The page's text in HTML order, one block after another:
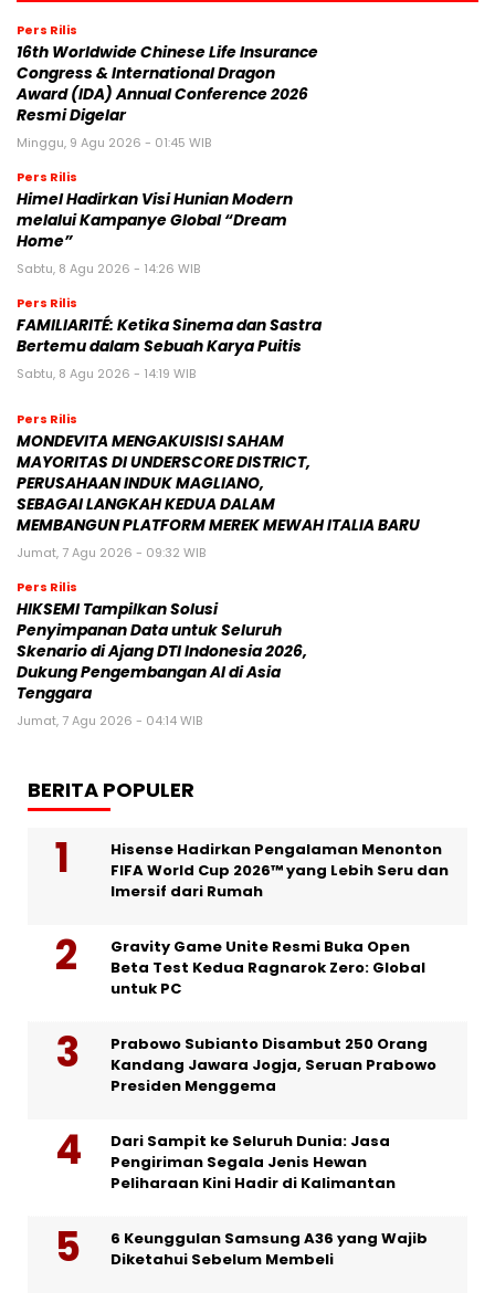
Pers Rilis
16th Worldwide Chinese Life Insurance
Congress & International Dragon
Award (IDA) Annual Conference 2026
Resmi Digelar
Minggu, 9 Agu 2026 - 01:45 WIB
Pers Rilis
Himel Hadirkan Visi Hunian Modern
melalui Kampanye Global “Dream
Home”
Sabtu, 8 Agu 2026 - 14:26 WIB
Pers Rilis
FAMILIARITÉ: Ketika Sinema dan Sastra
Bertemu dalam Sebuah Karya Puitis
Sabtu, 8 Agu 2026 - 14:19 WIB
Pers Rilis
MONDEVITA MENGAKUISISI SAHAM
MAYORITAS DI UNDERSCORE DISTRICT,
PERUSAHAAN INDUK MAGLIANO,
SEBAGAI LANGKAH KEDUA DALAM
MEMBANGUN PLATFORM MEREK MEWAH ITALIA BARU
Jumat, 7 Agu 2026 - 09:32 WIB
Pers Rilis
HIKSEMI Tampilkan Solusi
Penyimpanan Data untuk Seluruh
Skenario di Ajang DTI Indonesia 2026,
Dukung Pengembangan AI di Asia
Tenggara
Jumat, 7 Agu 2026 - 04:14 WIB
BERITA POPULER
Hisense Hadirkan Pengalaman Menonton
FIFA World Cup 2026™ yang Lebih Seru dan
Imersif dari Rumah
Gravity Game Unite Resmi Buka Open
Beta Test Kedua Ragnarok Zero: Global
untuk PC
Prabowo Subianto Disambut 250 Orang
Kandang Jawara Jogja, Seruan Prabowo
Presiden Menggema
Dari Sampit ke Seluruh Dunia: Jasa
Pengiriman Segala Jenis Hewan
Peliharaan Kini Hadir di Kalimantan
6 Keunggulan Samsung A36 yang Wajib
Diketahui Sebelum Membeli